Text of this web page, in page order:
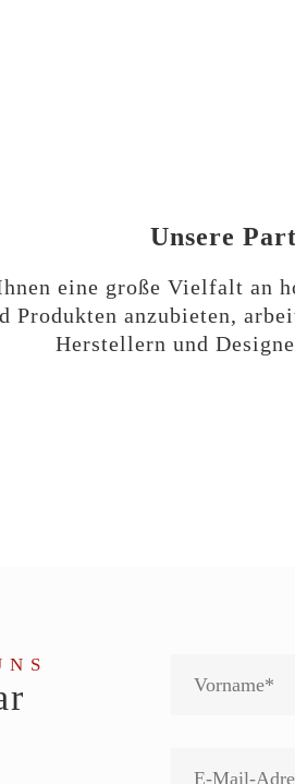
Unsere
eine große Vielfalt an
Produkten anzubieten,
Herstellern und